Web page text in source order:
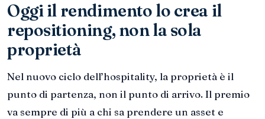
Oggi il rendimento lo crea il
repositioning, non la sola
proprietà
Nel nuovo ciclo dell’hospitality, la proprietà è il
punto di partenza, non il punto di arrivo. Il premio
va sempre di più a chi sa prendere un asset e